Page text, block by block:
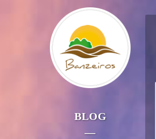
BLOG
—